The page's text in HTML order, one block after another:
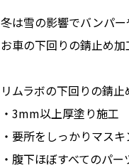
冬は雪の影響でバンパ
お車の下回りの錆止め
リムラボの下回りの錆止
・3mm以上厚塗り施工
・要所をしっかりマス
・腹下ほぼすべてのパー